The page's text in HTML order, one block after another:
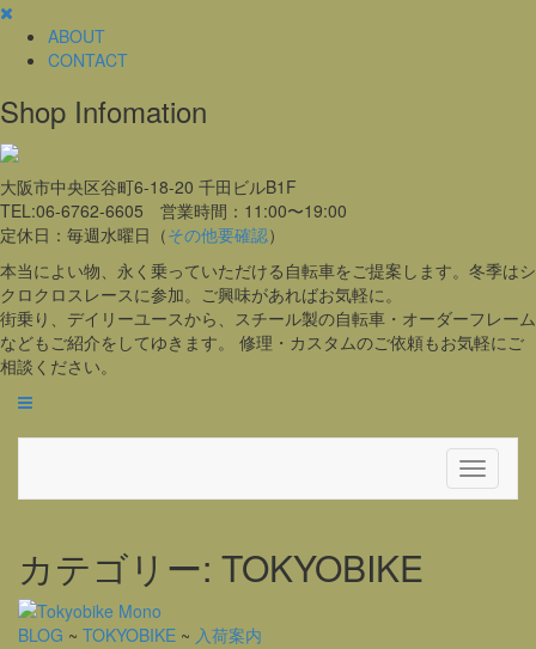
ABOUT
CONTACT
Shop Infomation
大阪市中央区谷町6-18-20 千田ビルB1F
TEL:06-6762-6605 営業時間：11:00〜19:00
定休日：毎週水曜日（その他要確認）
本当によい物、永く乗っていただける自転車をご提案します。冬季はシ
クロクロスレースに参加。ご興味があればお気軽に。
街乗り、デイリーユースから、スチール製の自転車・オーダーフレーム
などもご紹介をしてゆきます。 修理・カスタムのご依頼もお気軽にご
相談ください。
Toggle
カテゴリー: TOKYOBIKE
BLOG ~ TOKYOBIKE ~ 入荷案内